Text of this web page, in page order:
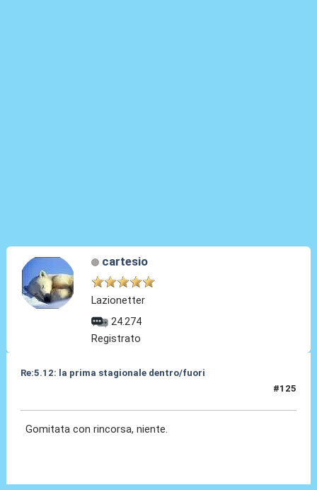
cartesio
Lazionetter
24.274
Registrato
Re:5.12: la prima stagionale dentro/fuori
#125
Gomitata con rincorsa, niente.